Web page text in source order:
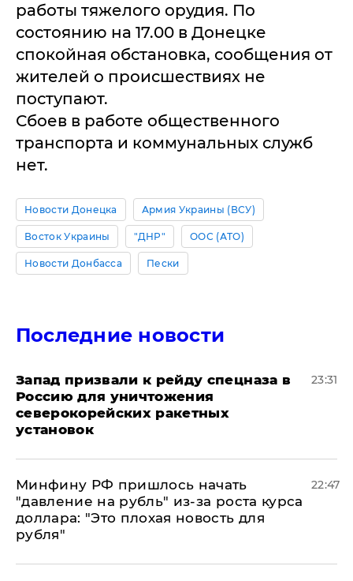
работы тяжелого орудия. По
состоянию на 17.00 в Донецке
спокойная обстановка, сообщения от
жителей о происшествиях не
поступают.
Сбоев в работе общественного
транспорта и коммунальных служб
нет.
Новости Донецка Армия Украины (ВСУ)
Восток Украины "ДНР" ООС (АТО)
Новости Донбасса Пески
Последние новости
Запад призвали к рейду спецназа в
Россию для уничтожения
северокорейских ракетных
установок
23:31
Минфину РФ пришлось начать
"давление на рубль" из-за роста курса
доллара: "Это плохая новость для
рубля"
22:47